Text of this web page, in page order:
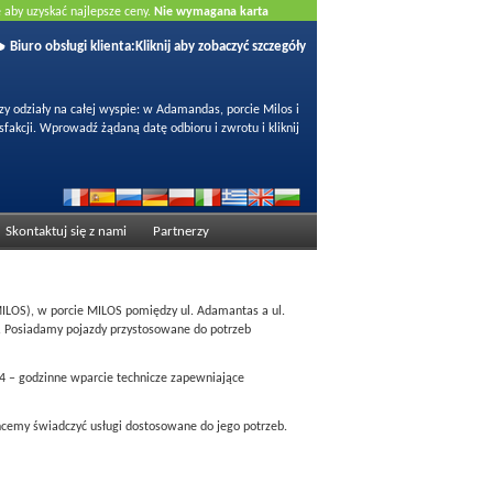
uzyskać najlepsze ceny. Nie wymagana karta
Biuro obsługi klienta: Kliknij aby zobaczyć szczegóły
odziały na całej wyspie: w Adamandas, porcie Milos i
Wprowadź żądaną datę odbioru i zwrotu i kliknij
Skontaktuj się z nami Partnerzy
w porcie MILOS pomiędzy ul. Adamantas a ul.
pojazdy przystosowane do potrzeb
– godzinne wparcie technicze zapewniające
świadczyć usługi dostosowane do jego potrzeb.